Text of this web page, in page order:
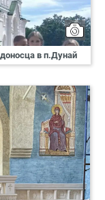
в п.Дунай